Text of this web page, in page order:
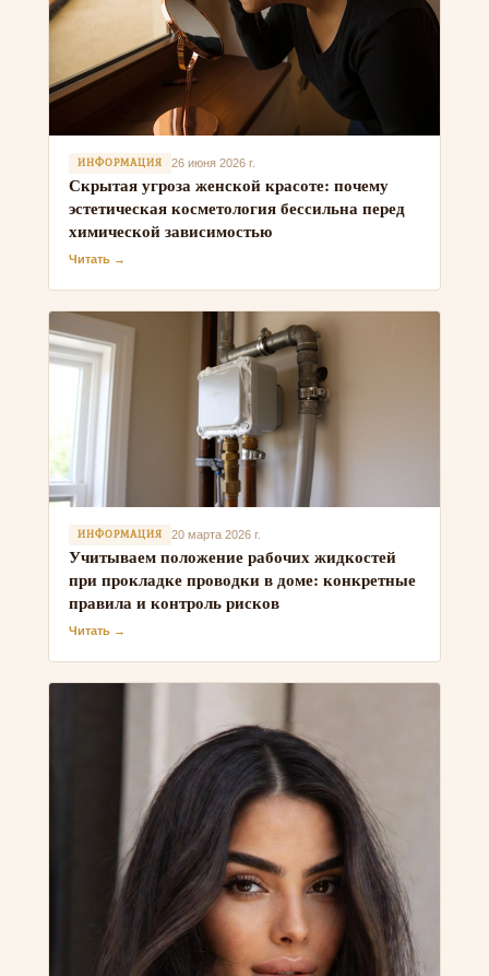
ИНФОРМАЦИЯ 26 июня 2026 г.
Скрытая угроза женской красоте: почему
эстетическая косметология бессильна перед
химической зависимостью
Читать →
ИНФОРМАЦИЯ 20 марта 2026 г.
Учитываем положение рабочих жидкостей
при прокладке проводки в доме: конкретные
правила и контроль рисков
Читать →